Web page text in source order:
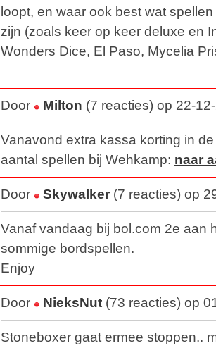
loopt, en waar ook best wat
zijn (zoals keer op keer deluxe en
Wonders Dice, El Paso, Mycelia
Door Milton (7 reacties) op 22-
Vanavond extra kassa korting in
aantal spellen bij Wehkamp: naar
Door Skywalker (7 reacties) op
Vanaf vandaag bij bol.com 2e aan
sommige bordspellen.
Enjoy
Door NieksNut (73 reacties) op
Stoneboxer gaat ermee stoppen..